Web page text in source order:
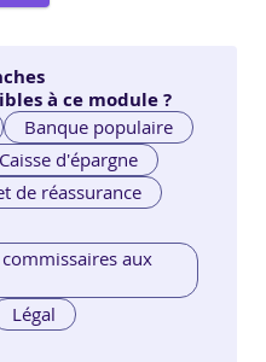
à ce module ?
Banque populaire
Caisse d'épargne
de réassurance
aux
Légal